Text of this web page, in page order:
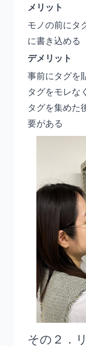
メリット
モノの前にタ
に書き込める
デメリット
事前にタグを
タグをモレな
タグを集めた
要がある
その２．